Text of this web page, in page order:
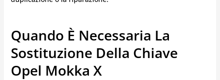
Quando È Necessaria La
Sostituzione Della Chiave
Opel Mokka X